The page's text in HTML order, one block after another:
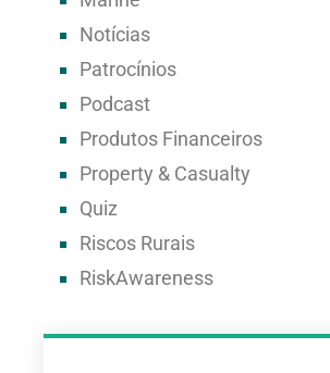
Notícias
Patrocínios
Podcast
Produtos Financeiros
Property & Casualty
Quiz
Riscos Rurais
RiskAwareness